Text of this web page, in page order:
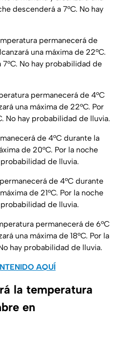
descenderá a 7°C. No hay
permanecerá de
una máxima de 22°C.
No hay probabilidad de
permanecerá de 4°C
una máxima de 22°C. Por
No hay probabilidad de lluvia.
de 4°C durante la
de 20°C. Por la noche
de lluvia.
de 4°C durante
de 21°C. Por la noche
de lluvia.
permanecerá de 6°C
una máxima de 18°C. Por la
hay probabilidad de lluvia.
AQUÍ
la temperatura
en